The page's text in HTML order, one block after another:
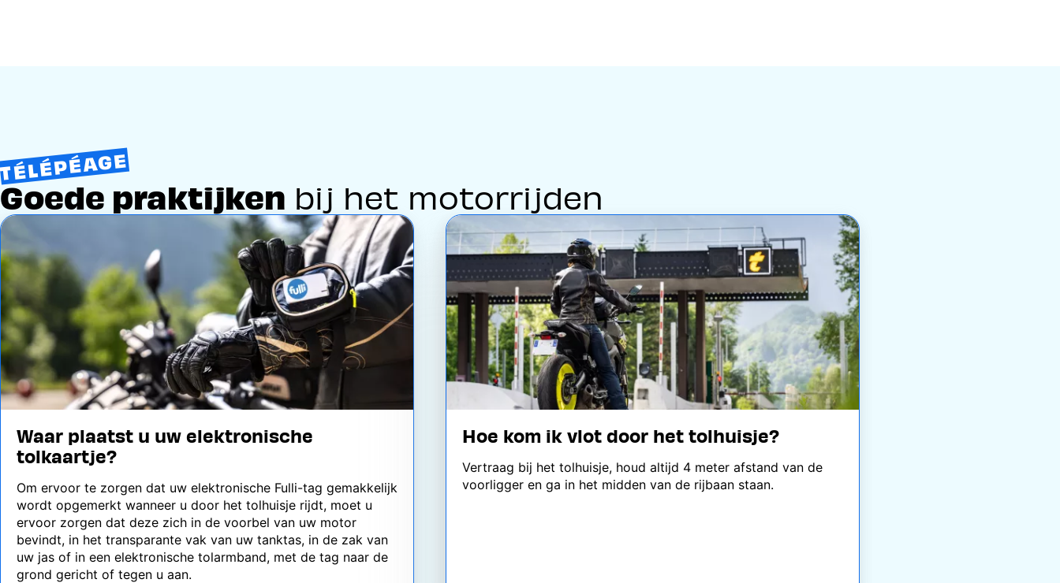
Goede praktijken bij het motorrijden
Image
Waar plaatst u uw elektronische
tolkaartje?
Om ervoor te zorgen dat uw elektronische Fulli-tag gemakkelijk
wordt opgemerkt wanneer u door het tolhuisje rijdt, moet u
ervoor zorgen dat deze zich in de voorbel van uw motor
bevindt, in het transparante vak van uw tanktas, in de zak van
uw jas of in een elektronische tolarmband, met de tag naar de
grond gericht of tegen u aan.
Image
Hoe kom ik vlot door het tolhuisje?
Vertraag bij het tolhuisje, houd altijd 4 meter afstand van de
voorligger en ga in het midden van de rijbaan staan.